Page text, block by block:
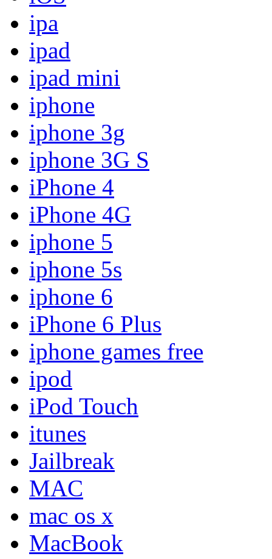
ipa
ipad
ipad mini
iphone
iphone 3g
iphone 3G S
iPhone 4
iPhone 4G
iphone 5
iphone 5s
iphone 6
iPhone 6 Plus
iphone games free
ipod
iPod Touch
itunes
Jailbreak
MAC
mac os x
MacBook